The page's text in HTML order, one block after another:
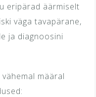
eripärad äärmiselt
väga tavapärane,
ja diagnoosini
määral